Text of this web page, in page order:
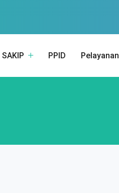
SAKIP PPID Pelayanan